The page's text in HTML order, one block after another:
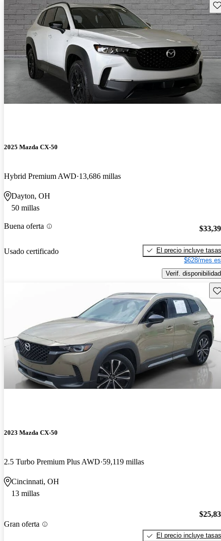
2025 Mazda CX-50
Hybrid Premium AWD 13,686 millas
Dayton, OH
50 millas
Buena oferta
Usado certificado
El precio incluye tasas
$628/mes
Verif. disponibilidad
2023 Mazda CX-50
2.5 Turbo Premium Plus AWD 59,119 millas
Cincinnati, OH
13 millas
Gran oferta
El precio incluye tasas